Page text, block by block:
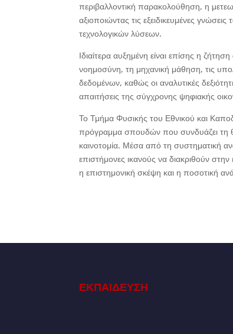
περιβαλλοντική παρακολούθηση, η
αξιοποιώντας τις εξειδικευμένες
τεχνολογικών λύσεων.
Ιδιαίτερα αυξημένη είναι επίσης η
νοημοσύνη, τη μηχανική μάθηση, τις
δεδομένων, καθώς οι αναλυτικές
απαιτήσεις της σύγχρονης ψηφιακής
Το Τμήμα Φυσικής του Εθνικού και
πρόγραμμα σπουδών που συνδυάζει τη
καινοτομία. Μέσα από τη συστηματική
επιστήμονες ικανούς να διακριθούν
η επιστημονική σκέψη και η ποσοτική
ΕΚΠΑΙΔΕΥΣΗ